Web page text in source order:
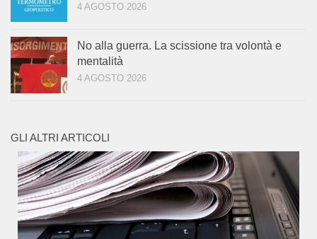
4 AGOSTO 2026
No alla guerra. La scissione tra volontà e
mentalità
4 AGOSTO 2026
GLI ALTRI ARTICOLI